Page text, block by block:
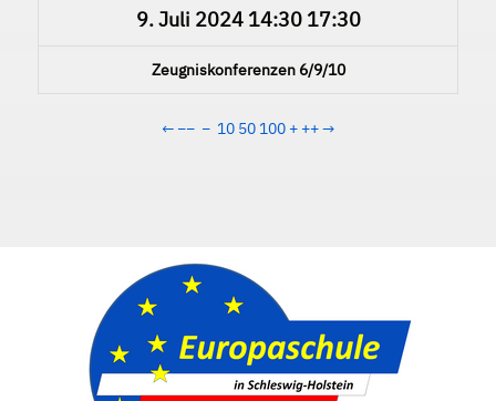
9. Juli 202414:30 17:30
Zeugniskonferenzen 6/9/10
← −− − 10 50 100 + ++→